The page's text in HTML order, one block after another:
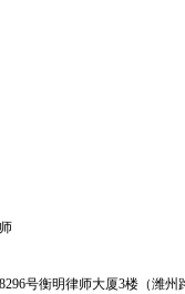
号衡明律师大厦3楼（潍州